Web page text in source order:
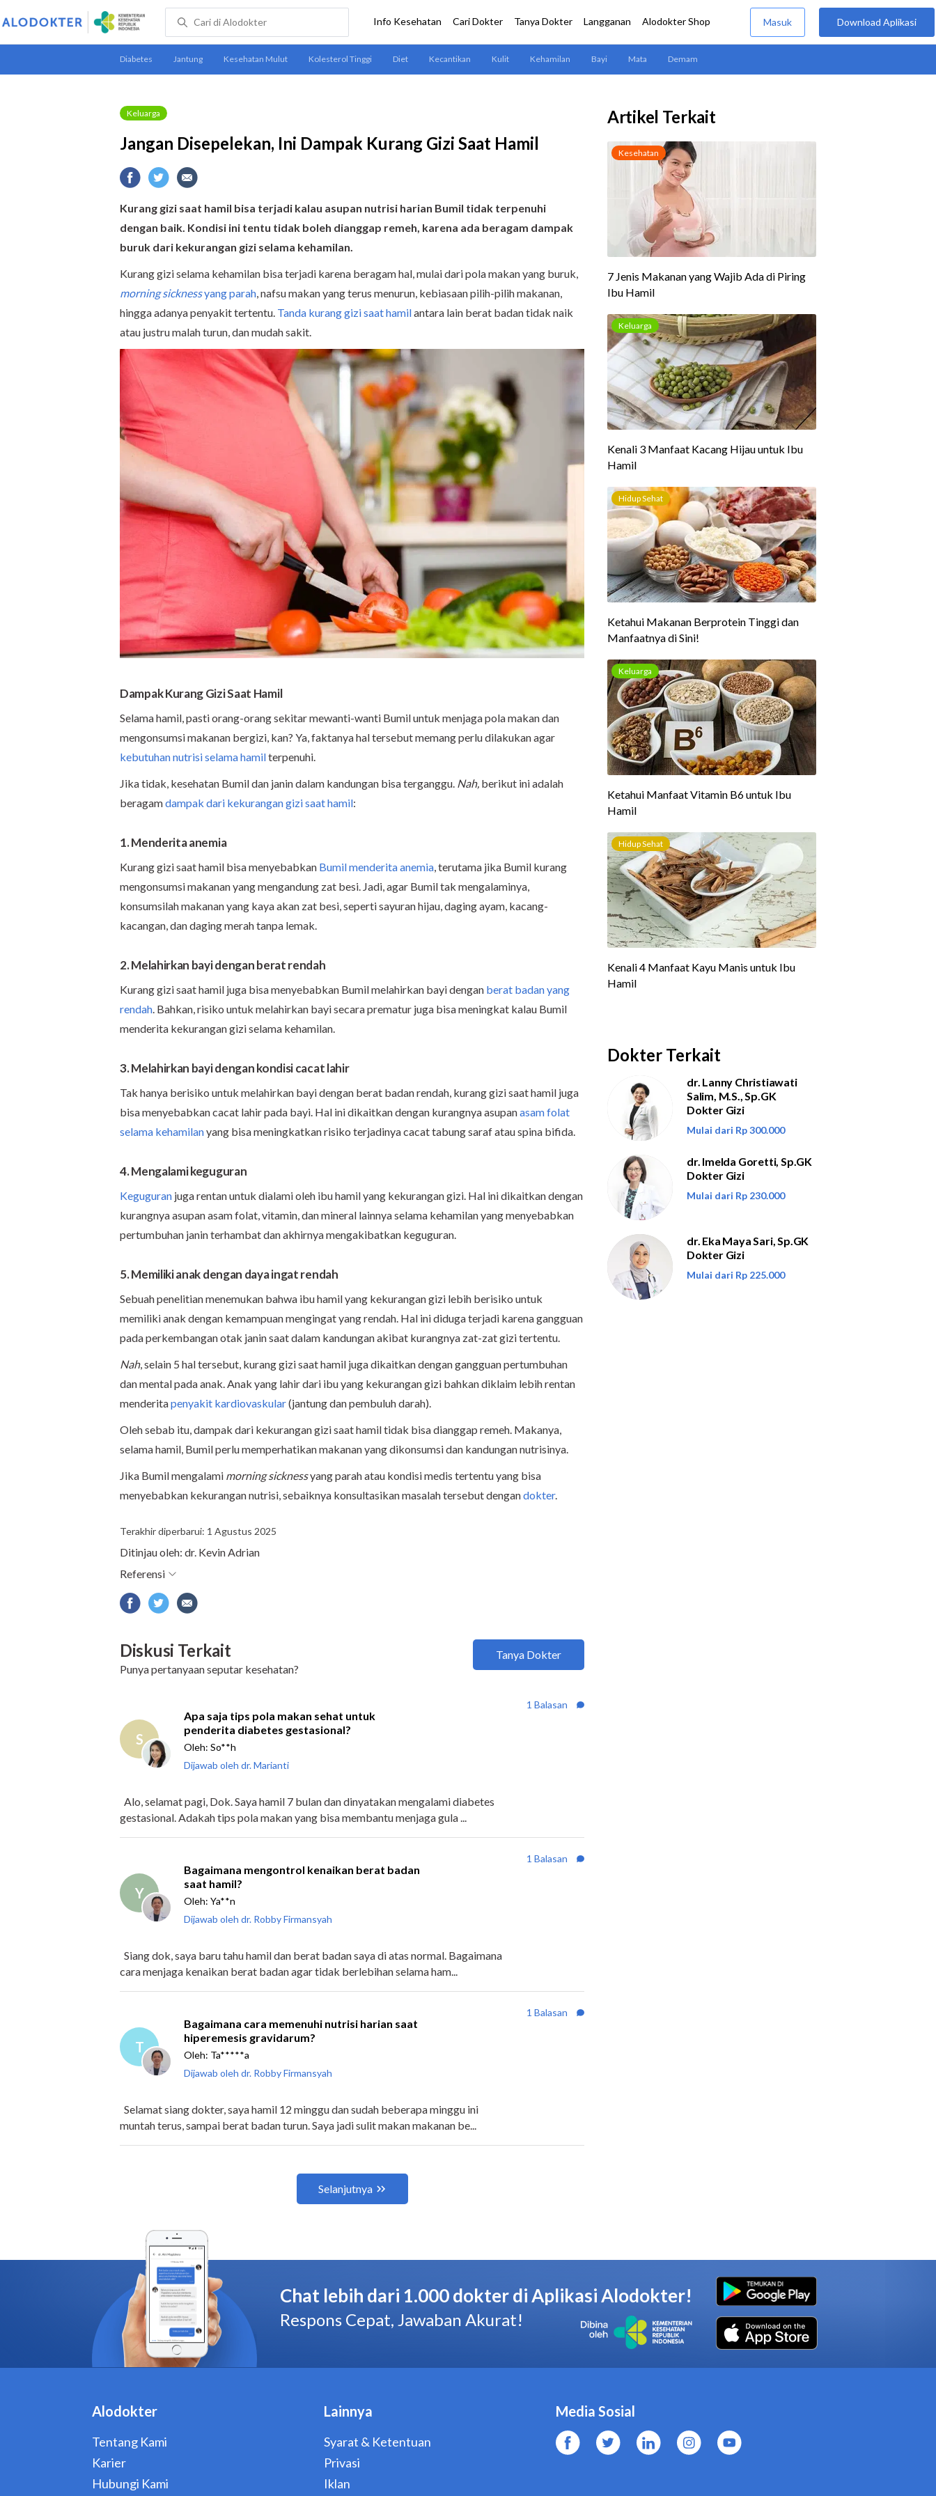
Keluarga
Jangan Disepelekan, Ini Dampak Kurang Gizi Saat Hamil
Kurang gizi saat hamil bisa terjadi kalau asupan nutrisi harian Bumil tidak terpenuhi
dengan baik. Kondisi ini tentu tidak boleh dianggap remeh, karena ada beragam dampak
buruk dari kekurangan gizi selama kehamilan.
Kurang gizi selama kehamilan bisa terjadi karena beragam hal, mulai dari pola makan yang buruk,
morning sicknessyang parah, nafsu makan yang terus menurun, kebiasaan pilih-pilih makanan,
hingga adanya penyakit tertentu. Tanda kurang gizi saat hamilantara lain berat badan tidak naik
atau justru malah turun, dan mudah sakit.
Dampak Kurang Gizi Saat Hamil
Selama hamil, pasti orang-orang sekitar mewanti-wanti Bumil untuk menjaga pola makan dan
mengonsumsi makanan bergizi, kan? Ya, faktanya hal tersebut memang perlu dilakukan agar
kebutuhan nutrisi selama hamilterpenuhi.
Jika tidak, kesehatan Bumil dan janin dalam kandungan bisa terganggu. Nah, berikut ini adalah
beragamdampak dari kekurangan gizi saat hamil:
1. Menderita anemia
Kurang gizi saat hamil bisa menyebabkan Bumil menderita anemia, terutama jika Bumil kurang
mengonsumsi makanan yang mengandung zat besi. Jadi, agar Bumil tak mengalaminya,
konsumsilah makanan yang kaya akan zat besi, seperti sayuran hijau, daging ayam, kacang-
kacangan, dan daging merah tanpa lemak.
2. Melahirkan bayi dengan berat rendah
Kurang gizi saat hamil juga bisa menyebabkan Bumil melahirkan bayi dengan berat badan yang
rendah. Bahkan, risiko untuk melahirkan bayi secara prematur juga bisa meningkat kalau Bumil
menderita kekurangan gizi selama kehamilan.
3. Melahirkan bayi dengan kondisi cacat lahir
Tak hanya berisiko untuk melahirkan bayi dengan berat badan rendah, kurang gizi saat hamil juga
bisa menyebabkan cacat lahir pada bayi. Hal ini dikaitkan dengan kurangnya asupanasam folat
selama kehamilanyang bisa meningkatkan risiko terjadinya cacat tabung saraf atau spina bifida.
4. Mengalami keguguran
Keguguran juga rentan untuk dialami oleh ibu hamil yang kekurangan gizi. Hal ini dikaitkan dengan
kurangnya asupan asam folat, vitamin, dan mineral lainnya selama kehamilan yang menyebabkan
pertumbuhan janin terhambat dan akhirnya mengakibatkan keguguran.
5. Memiliki anak dengan daya ingat rendah
Sebuah penelitian menemukan bahwa ibu hamil yang kekurangan gizi lebih berisiko untuk
memiliki anak dengan kemampuan mengingat yang rendah. Hal ini diduga terjadi karena gangguan
pada perkembangan otak janin saat dalam kandungan akibat kurangnya zat-zat gizi tertentu.
Nah, selain 5 hal tersebut, kurang gizi saat hamil juga dikaitkan dengan gangguan pertumbuhan
dan mental pada anak. Anak yang lahir dari ibu yang kekurangan gizi bahkan diklaim lebih rentan
menderitapenyakit kardiovaskular(jantung dan pembuluh darah).
Oleh sebab itu, dampak dari kekurangan gizi saat hamil tidak bisa dianggap remeh. Makanya,
selama hamil, Bumil perlu memperhatikan makanan yang dikonsumsi dan kandungan nutrisinya.
Jika Bumil mengalami morning sicknessyang parah atau kondisi medis tertentu yang bisa
menyebabkan kekurangan nutrisi, sebaiknya konsultasikan masalah tersebut dengandokter.
Terakhir diperbarui: 1 Agustus 2025
Artikel Terkait
Dokter Terkait